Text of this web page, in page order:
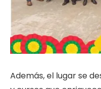
Además, el lugar se